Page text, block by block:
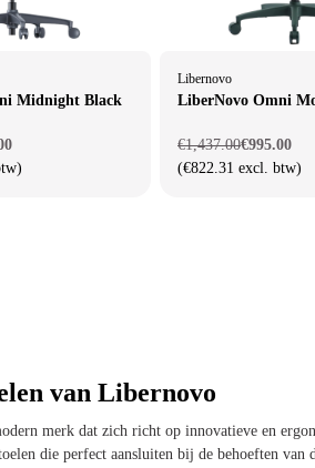
Midnight Black
Libernovo
LiberNovo Omni
€1,437.00€995.00
(€822.31 excl. btw)
van Libernovo
merk dat zich richt op innovatieve en
die perfect aansluiten bij de behoeften